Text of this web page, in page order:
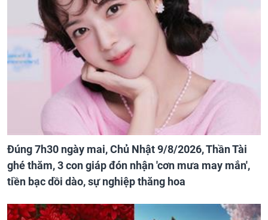
Đúng 7h30 ngày mai, Chủ Nhật 9/8/2026, Thần Tài
ghé thăm, 3 con giáp đón nhận 'cơn mưa may mắn',
tiền bạc dồi dào, sự nghiệp thăng hoa